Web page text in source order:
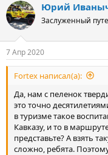
Юрий
Заслуженный
7 Апр 2020
Fortex написал(а):
Да, нам с пеленок
это точно
в туризме такое
Кавказу, и то в
представьте? А взять
сложно, ребята.